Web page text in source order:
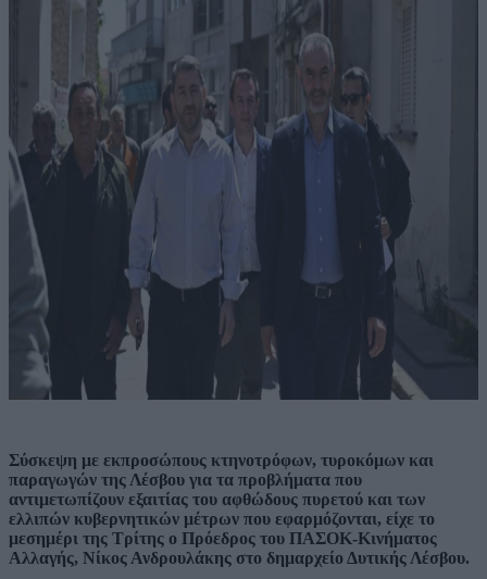
Σύσκεψη με εκπροσώπους κτηνοτρόφων, τυροκόμων και
παραγωγών της Λέσβου για τα προβλήματα που
αντιμετωπίζουν εξαιτίας του αφθώδους πυρετού και των
ελλιπών κυβερνητικών μέτρων που εφαρμόζονται, είχε το
μεσημέρι της Τρίτης ο Πρόεδρος του ΠΑΣΟΚ-Κινήματος
Αλλαγής, Νίκος Ανδρουλάκης στο δημαρχείο Δυτικής Λέσβου.